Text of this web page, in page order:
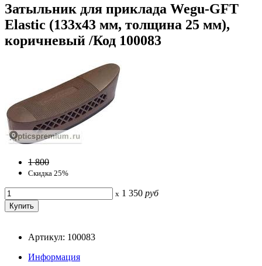
Затыльник для приклада Wegu-GFT
Elastic (133х43 мм, толщина 25 мм),
коричневый /Код 100083
1 800
Скидка 25%
x 1 350 руб
Артикул: 100083
Информация